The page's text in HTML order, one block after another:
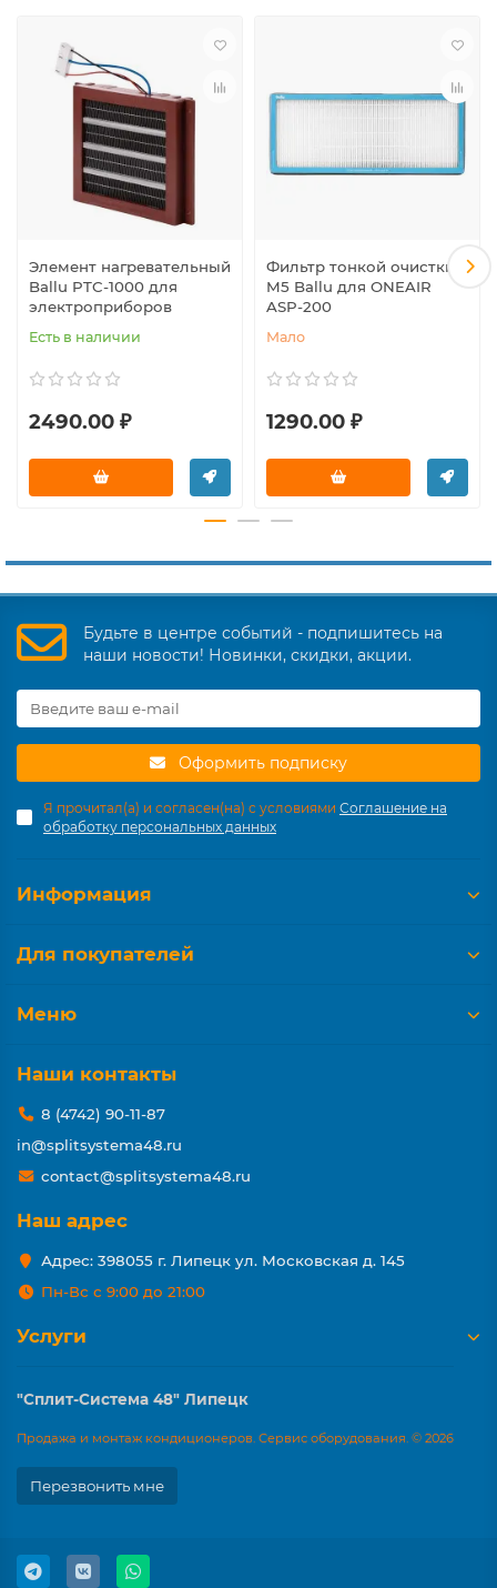
Элемент нагревательный
Ballu PTC-1000 для
электроприборов
Есть в наличии
2490.00 ₽
Фильтр тонкой очистки
M5 Ballu для ONEAIR
ASP-200
Мало
1290.00 ₽
Будьте в центре событий - подпишитесь на
наши новости! Новинки, скидки, акции.
Оформить подписку
Я прочитал(а) и согласен(на) с условиями Соглашение на
обработку персональных данных
Информация
Для покупателей
Меню
Наши контакты
8 (4742) 90-11-87
in@splitsystema48.ru
contact@splitsystema48.ru
Наш адрес
Адрес: 398055 г. Липецк ул. Московская д. 145
Пн-Вс с 9:00 до 21:00
Услуги
"Сплит-Система 48" Липецк
Продажа и монтаж кондиционеров. Сервис оборудования. © 2026
Перезвонить мне